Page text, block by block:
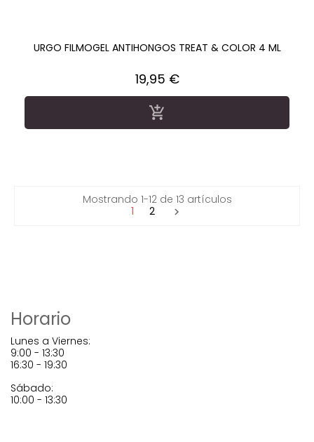
URGO FILMOGEL ANTIHONGOS TREAT & COLOR 4 ML
Precio
19,95 €

Mostrando 1-12 de 13 artículos
1
2 
Horario
Lunes a Viernes:
9:00 - 13:30
16:30 - 19:30
Sábado:
10:00 - 13:30